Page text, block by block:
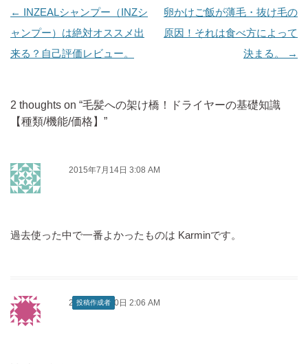
投
稿
ナ
ー
ン
← INZEALシャンプー（INZシ
ャンプー）は絶対オススメ出
来る？自己評価レビュー。
卵かけご飯が薄毛・抜け毛の
原因！それは食べ方によって
決まる。
→
2 thoughts on “毛髪への架け橋！ドライヤーの基礎知識
【種類/機能/価格】 ”
2015年7月14日 3:08 AM
過去使った中で一番よかったものは Karminです。
投稿作成者
2015年7月20日 2:06 AM